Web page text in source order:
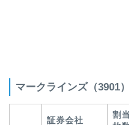
マークラインズ（3901
証券会社
割当